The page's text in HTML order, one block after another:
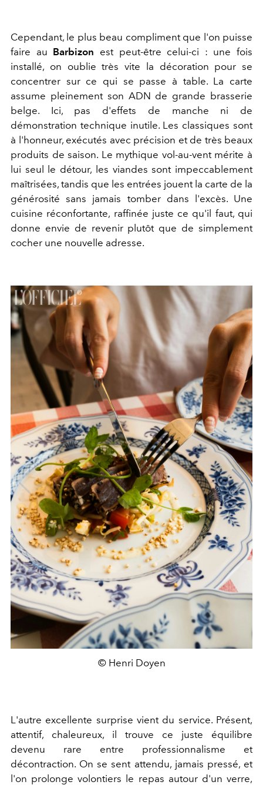
Cependant, le plus beau compliment que l'on puisse
faire au Barbizon est peut-être celui-ci : une fois
installé, on oublie très vite la décoration pour se
concentrer sur ce qui se passe à table. La carte
assume pleinement son ADN de grande brasserie
belge. Ici, pas d'effets de manche ni de
démonstration technique inutile. Les classiques sont
à l'honneur, exécutés avec précision et de très beaux
produits de saison. Le mythique vol-au-vent mérite à
lui seul le détour, les viandes sont impeccablement
maîtrisées, tandis que les entrées jouent la carte de la
générosité sans jamais tomber dans l'excès. Une
cuisine réconfortante, raffinée juste ce qu'il faut, qui
donne envie de revenir plutôt que de simplement
cocher une nouvelle adresse.
© Henri Doyen
L'autre excellente surprise vient du service. Présent,
attentif, chaleureux, il trouve ce juste équilibre
devenu rare entre professionnalisme et
décontraction. On se sent attendu, jamais pressé, et
l'on prolonge volontiers le repas autour d'un verre,